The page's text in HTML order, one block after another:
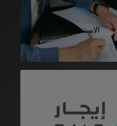
الاستشارات العقارية